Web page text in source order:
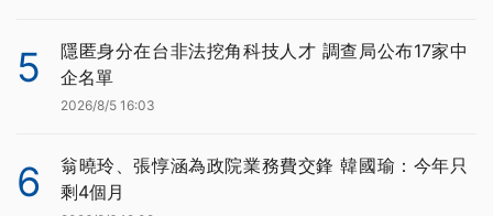
5
隱匿身分在台非法挖角科技人才 調查局公布17家中
企名單
2026/8/5 16:03
6
翁曉玲、張惇涵為政院業務費交鋒 韓國瑜：今年只
剩4個月